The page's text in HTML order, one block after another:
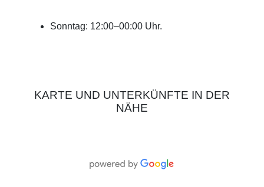
Sonntag: 12:00–00:00 Uhr.
KARTE UND UNTERKÜNFTE IN DER
NÄHE